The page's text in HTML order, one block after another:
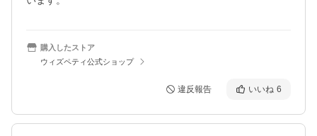
購入したストア
ウィズペティ公式ショップ
違反報告 いいね 6